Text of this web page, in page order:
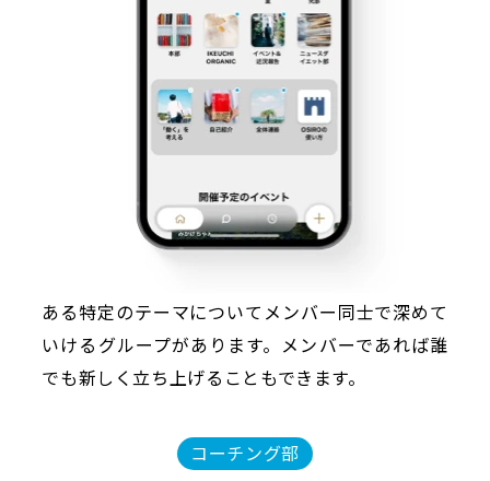
ある特定のテーマについてメンバー同士で深めて
いけるグループがあります。メンバーであれば誰
でも新しく立ち上げることもできます。
コーチング部